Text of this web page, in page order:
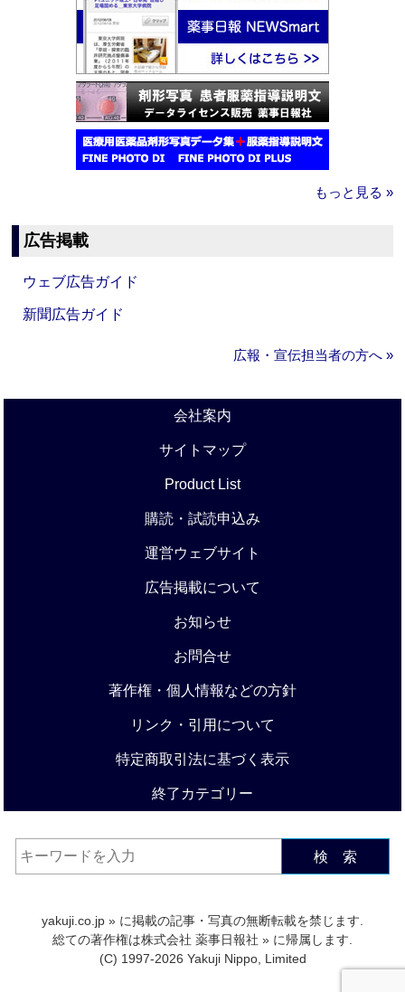
もっと見る »
広告掲載
ウェブ広告ガイド
新聞広告ガイド
広報・宣伝担当者の方へ »
会社案内
サイトマップ
Product List
購読・試読申込み
運営ウェブサイト
広告掲載について
お知らせ
お問合せ
著作権・個人情報などの方針
リンク・引用について
特定商取引法に基づく表示
終了カテゴリー
検 索
yakuji.co.jp » に掲載の記事・写真の無断転載を禁じます.
総ての著作権は株式会社 薬事日報社 » に帰属します.
(C) 1997-2026 Yakuji Nippo, Limited